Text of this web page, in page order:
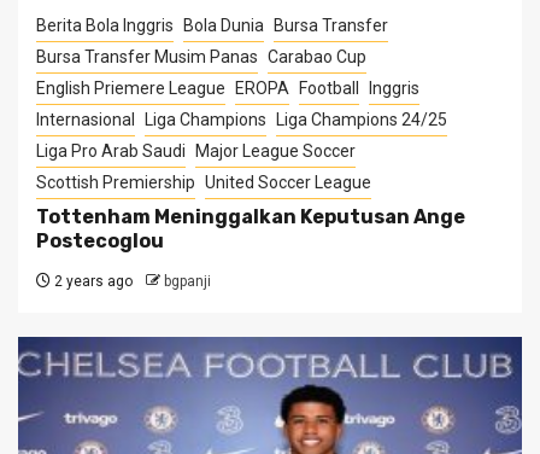
Berita Bola Inggris Bola Dunia
Bursa Transfer
Bursa Transfer Musim Panas Carabao Cup
English Priemere League
EROPA Football
Inggris
Internasional
Liga Champions
Liga Champions 24/25
Liga Pro Arab Saudi
Major League Soccer
Scottish Premiership United Soccer League
Tottenham Meninggalkan Keputusan Ange
Postecoglou
2 years ago bgpanji